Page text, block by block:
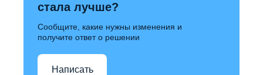
стала лучше?
Сообщите, какие нужны изменения и
получите ответ о решении
Написать